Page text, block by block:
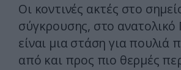
Οι κοντινές ακτές στο
σύγκρουσης, στο ανατολικό
είναι μια στάση για πουλιά
από και προς πιο θερμές